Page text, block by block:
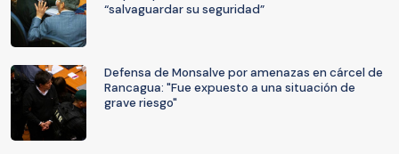
“salvaguardar su seguridad”
Defensa de Monsalve por amenazas en cárcel de
Rancagua: "Fue expuesto a una situación de
grave riesgo"